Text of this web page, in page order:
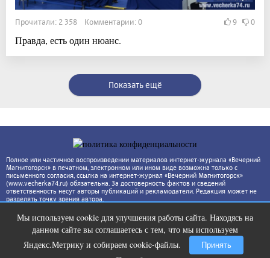
Прочитали: 2 358 Комментарии: 0 9 0
Правда, есть один нюанс.
Показать ещё
Полное или частичное воспроизведении материалов интернет-журнала «Вечерний
Магнитогорск» в печатном, электронном или ином виде возможна только с
письменного согласия, ссылка на интернет-журнал «Вечерний Магнитогорск»
(www.vecherka74.ru) обязательна. За достоверность фактов и сведений
ответственность несут авторы публикаций и рекламодатели. Редакция может не
разделять точку зрения автора.
Мы используем cookie для улучшения работы сайта. Находясь на
данном сайте вы соглашаетесь с тем, что мы используем
Яндекс.Метрику и собираем cookie-файлы.
Принять
Ролик из Омска: вы будете смеяться
долго